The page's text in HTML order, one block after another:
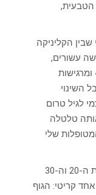
הטבעית,
הקליניקה
עשורים,
ראיתי אינספור נשים שמגיעות לגיל +40 ומרגישות
השינוי
לגיל טרום
טלטלה
שלי
כשגיליתי שכל מה שעבד לי נהדר בשנות ה-20 וה-30
קריטי: הגוף